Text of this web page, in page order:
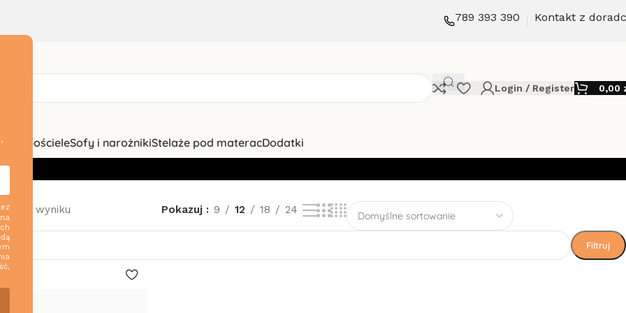
789 393 390 Kontakt z
Login / Register 0,00
i pościeleSofy i narożnikiStelaże pod materacDodatki
wyniku Pokazuj 9 12 18 24
Filtruj